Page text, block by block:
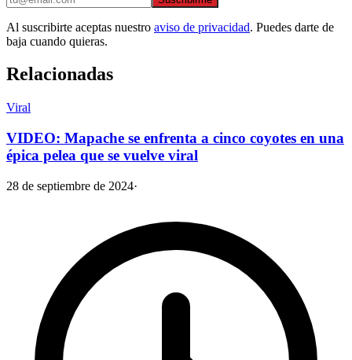
Al suscribirte aceptas nuestro aviso de privacidad. Puedes darte de
baja cuando quieras.
Relacionadas
Viral
VIDEO: Mapache se enfrenta a cinco coyotes en una
épica pelea que se vuelve viral
28 de septiembre de 2024·